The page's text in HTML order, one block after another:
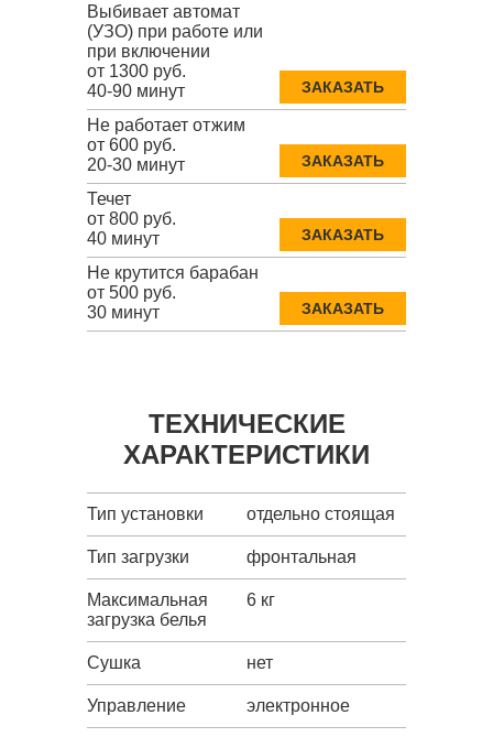
Выбивает автомат
(УЗО) при работе или
при включении
от 1300 руб.
40-90 минут
ЗАКАЗАТЬ
Не работает отжим
от 600 руб.
20-30 минут
ЗАКАЗАТЬ
Течет
от 800 руб.
40 минут
ЗАКАЗАТЬ
Не крутится барабан
от 500 руб.
30 минут
ЗАКАЗАТЬ
ТЕХНИЧЕСКИЕ
ХАРАКТЕРИСТИКИ
Тип установки отдельно стоящая
Тип загрузки фронтальная
Максимальная
загрузка белья
6 кг
Сушка нет
Управление электронное